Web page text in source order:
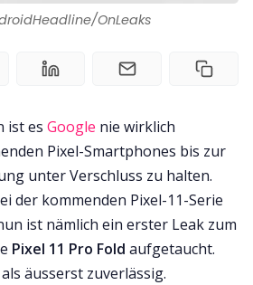
OnLeaks
ist es Google nie wirklich
Pixel-Smartphones bis zur
unter Verschluss zu halten.
der kommenden Pixel-11-Serie
ist nämlich ein erster Leak zum
Pixel 11 Pro Fold aufgetaucht.
äusserst zuverlässig.